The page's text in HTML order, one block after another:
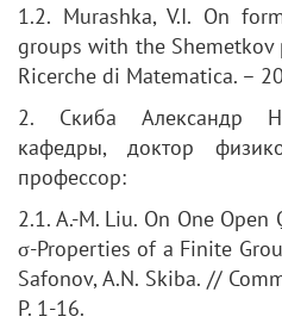
1.2. Murashka, V.I. On
groups with the Shemetkov
Ricerche di Matematica. –
2. Скиба Александр
кафедры, доктор
профессор:
2.1. A.-M. Liu. On One
σ-Properties of a Finite
Safonov, A.N. Skiba. //
P. 1-16.